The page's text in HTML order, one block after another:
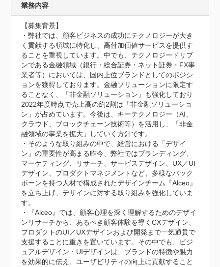
業務内容
【募集背景】
・弊社では、顧客ビジネスの成功にテクノロジーが大き
く貢献する領域に特化し、高付加価値サービスを提供す
ることを重視しています。中でも、テクノロジードリブ
ンである金融領域（銀行・総合証券・ネット証券・FX事
業者等）においては、国内上位ブランドとしてのポジシ
ョンを獲得しております。金融ソリューションに限定す
ることなく、「非金融ソリューション」も強化しており
2022年度時点で売上高の約2割は「非金融ソリューショ
ン」が占めています。今後は、キーテクノロジー（AI、
クラウド、ブロックチェーン技術等）を活用し、「非金
融領域の事業を拡大」していく方針です。
・そのような取り組みの中で、経営における「デザイ
ン」の重要性が高まる昨今、弊社ではブランディング、
マーケティング、リサーチ、サービスデザイン、UX／UI
デザイン、プロダクトマネジメントなど、多様なバック
ボーンを持つ人材で構成されたデザインチーム『Alceo』
を立ち上げ、デザインに対する取り組みを強化していま
す。
・『Alceo』では、顧客心理を深く理解するためのデザイ
ンリサーチから、あるべき顧客体験を導くCXデザイン、
プロダクトのUI／UXデザインおよび開発まで一気通貫で
支援することに重きを置いています。その中でも、ビジ
ュアルデザイン・UIデザインは、ブランドの特徴や魅力
を効果的に伝え、ユーザビリティの向上に貢献すること